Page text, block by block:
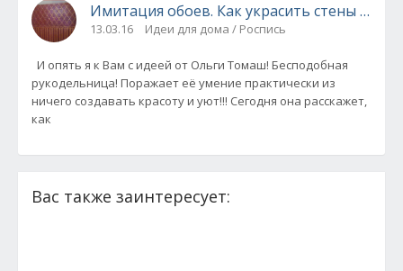
Имитация обоев. Как украсить стены
13.03.16 Идеи для дома / Роспись
И опять я к Вам с идеей от Ольги Томаш! Бесподобная
рукодельница! Поражает её умение практически из
ничего создавать красоту и уют!!! Сегодня она расскажет,
как
Вас также заинтересует: